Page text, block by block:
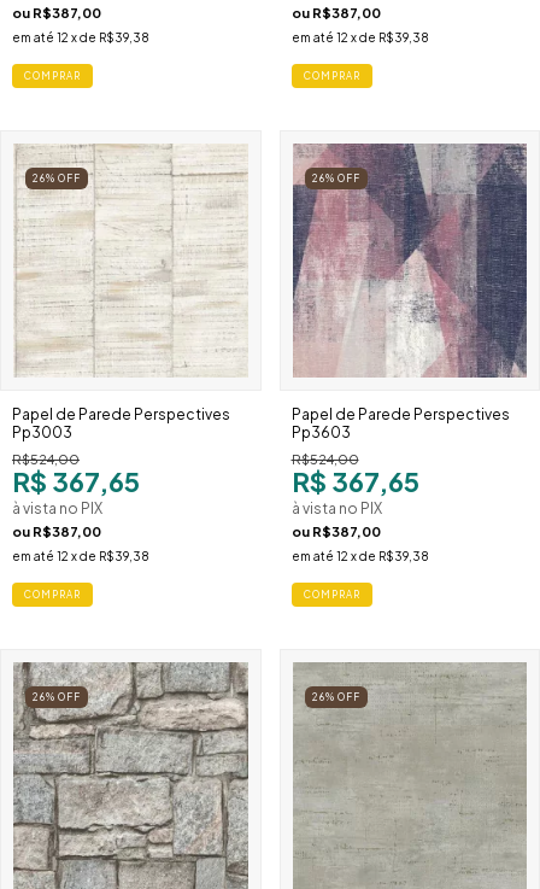
ou R$387,00
em até 12 x de R$39,38
COMPRAR
ou R$387,00
em até 12 x de R$39,38
COMPRAR
26% OFF
Papel de Parede Perspectives
Pp3003
R$524,00
R$ 367,65
à vista no PIX
ou R$387,00
em até 12 x de R$39,38
COMPRAR
26% OFF
Papel de Parede Perspectives
Pp3603
R$524,00
R$ 367,65
à vista no PIX
ou R$387,00
em até 12 x de R$39,38
COMPRAR
26% OFF 26% OFF